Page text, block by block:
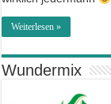
Weiterlesen »
Wundermix